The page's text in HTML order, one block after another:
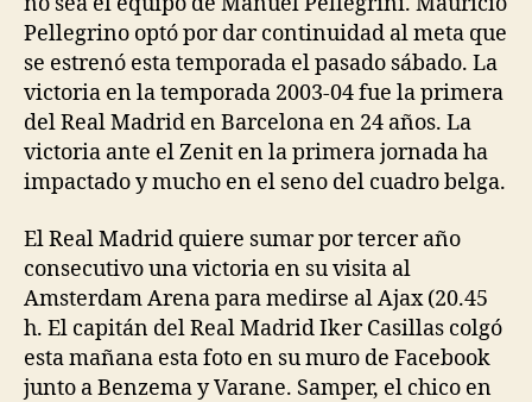
Pellegrino optó por dar continuidad al meta que
se estrenó esta temporada el pasado sábado. La
victoria en la temporada 2003-04 fue la primera
del Real Madrid en Barcelona en 24 años. La
victoria ante el Zenit en la primera jornada ha
impactado y mucho en el seno del cuadro belga.
El Real Madrid quiere sumar por tercer año
consecutivo una victoria en su visita al
Amsterdam Arena para medirse al Ajax (20.45
h. El capitán del Real Madrid Iker Casillas colgó
esta mañana esta foto en su muro de Facebook
junto a Benzema y Varane. Samper, el chico en